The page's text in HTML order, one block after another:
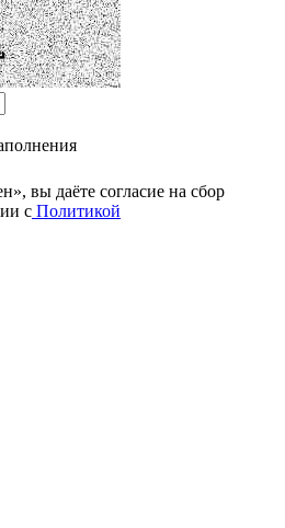
вы даёте cогласие на сбор
с Политикой